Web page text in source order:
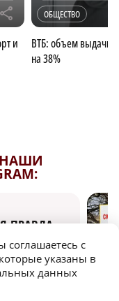
r
и
ОБЩЕСТВО
ВТБ: объем выдачи
на 38%
ПРАВДА
лишнего
соглашаетесь с
указаны в
данных